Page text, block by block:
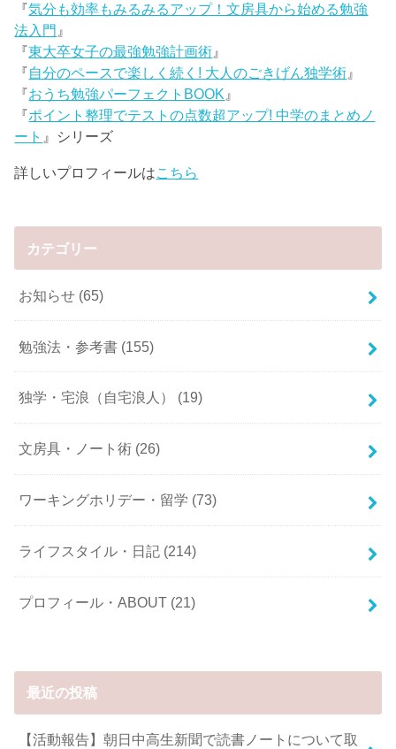
『気分も効率もみるみるアップ！文房具から始める勉強
法入門 』
『東大卒女子の最強勉強計画術 』
『自分のペースで楽しく続く! 大人のごきげん独学術 』
『おうち勉強パーフェクトBOOK 』
『ポイント整理でテストの点数超アップ! 中学のまとめノ
ート 』シリーズ
詳しいプロフィールはこちら
カテゴリー
お知らせ (65)
勉強法・参考書 (155)
独学・宅浪（自宅浪人） (19)
文房具・ノート術 (26)
ワーキングホリデー・留学 (73)
ライフスタイル・日記 (214)
プロフィール・ABOUT (21)
最近の投稿
【活動報告】朝日中高生新聞で読書ノートについて取